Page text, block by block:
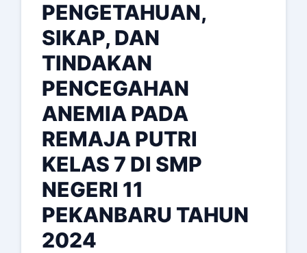
PENGETAHUAN,
SIKAP, DAN
TINDAKAN
PENCEGAHAN
ANEMIA PADA
REMAJA PUTRI
KELAS 7 DI SMP
NEGERI 11
PEKANBARU TAHUN
2024